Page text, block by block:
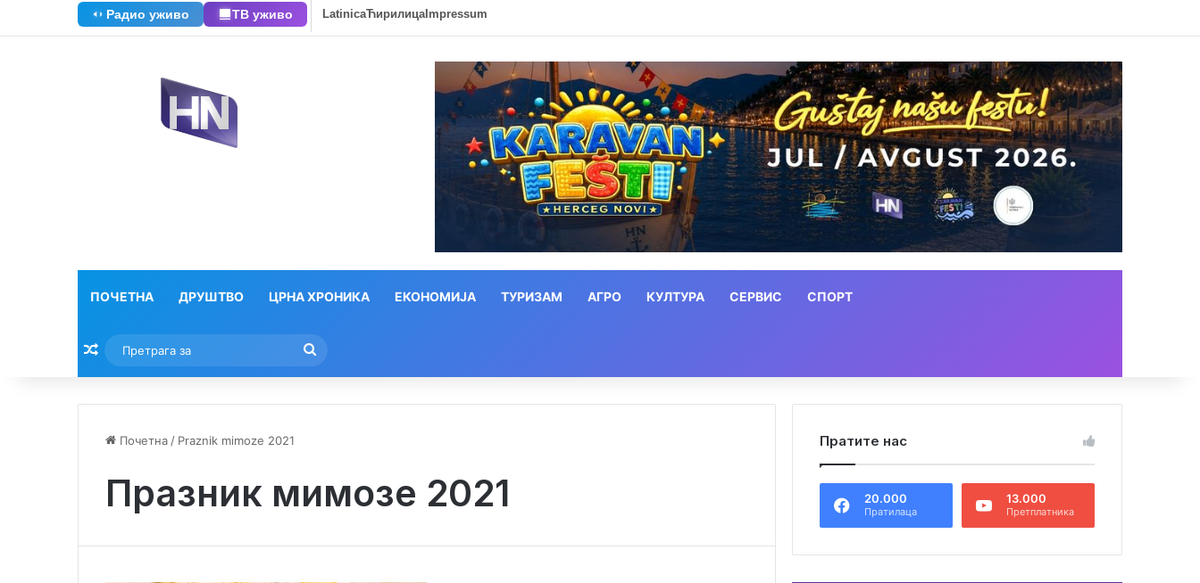
Радио уживо ТВ уживо LatinicaЋирилицаImpressum
ПОЧЕТНА ДРУШТВО ЦРНА ХРОНИКА ЕКОНОМИЈА ТУРИЗАМ АГРО КУЛТУРА СЕРВИС СПОРТ
Насумични текстови
за
Почетна / Praznik mimoze 2021
Празник мимозе 2021
Пратите нас
20.000
Пратилаца
13.000
Претплатника